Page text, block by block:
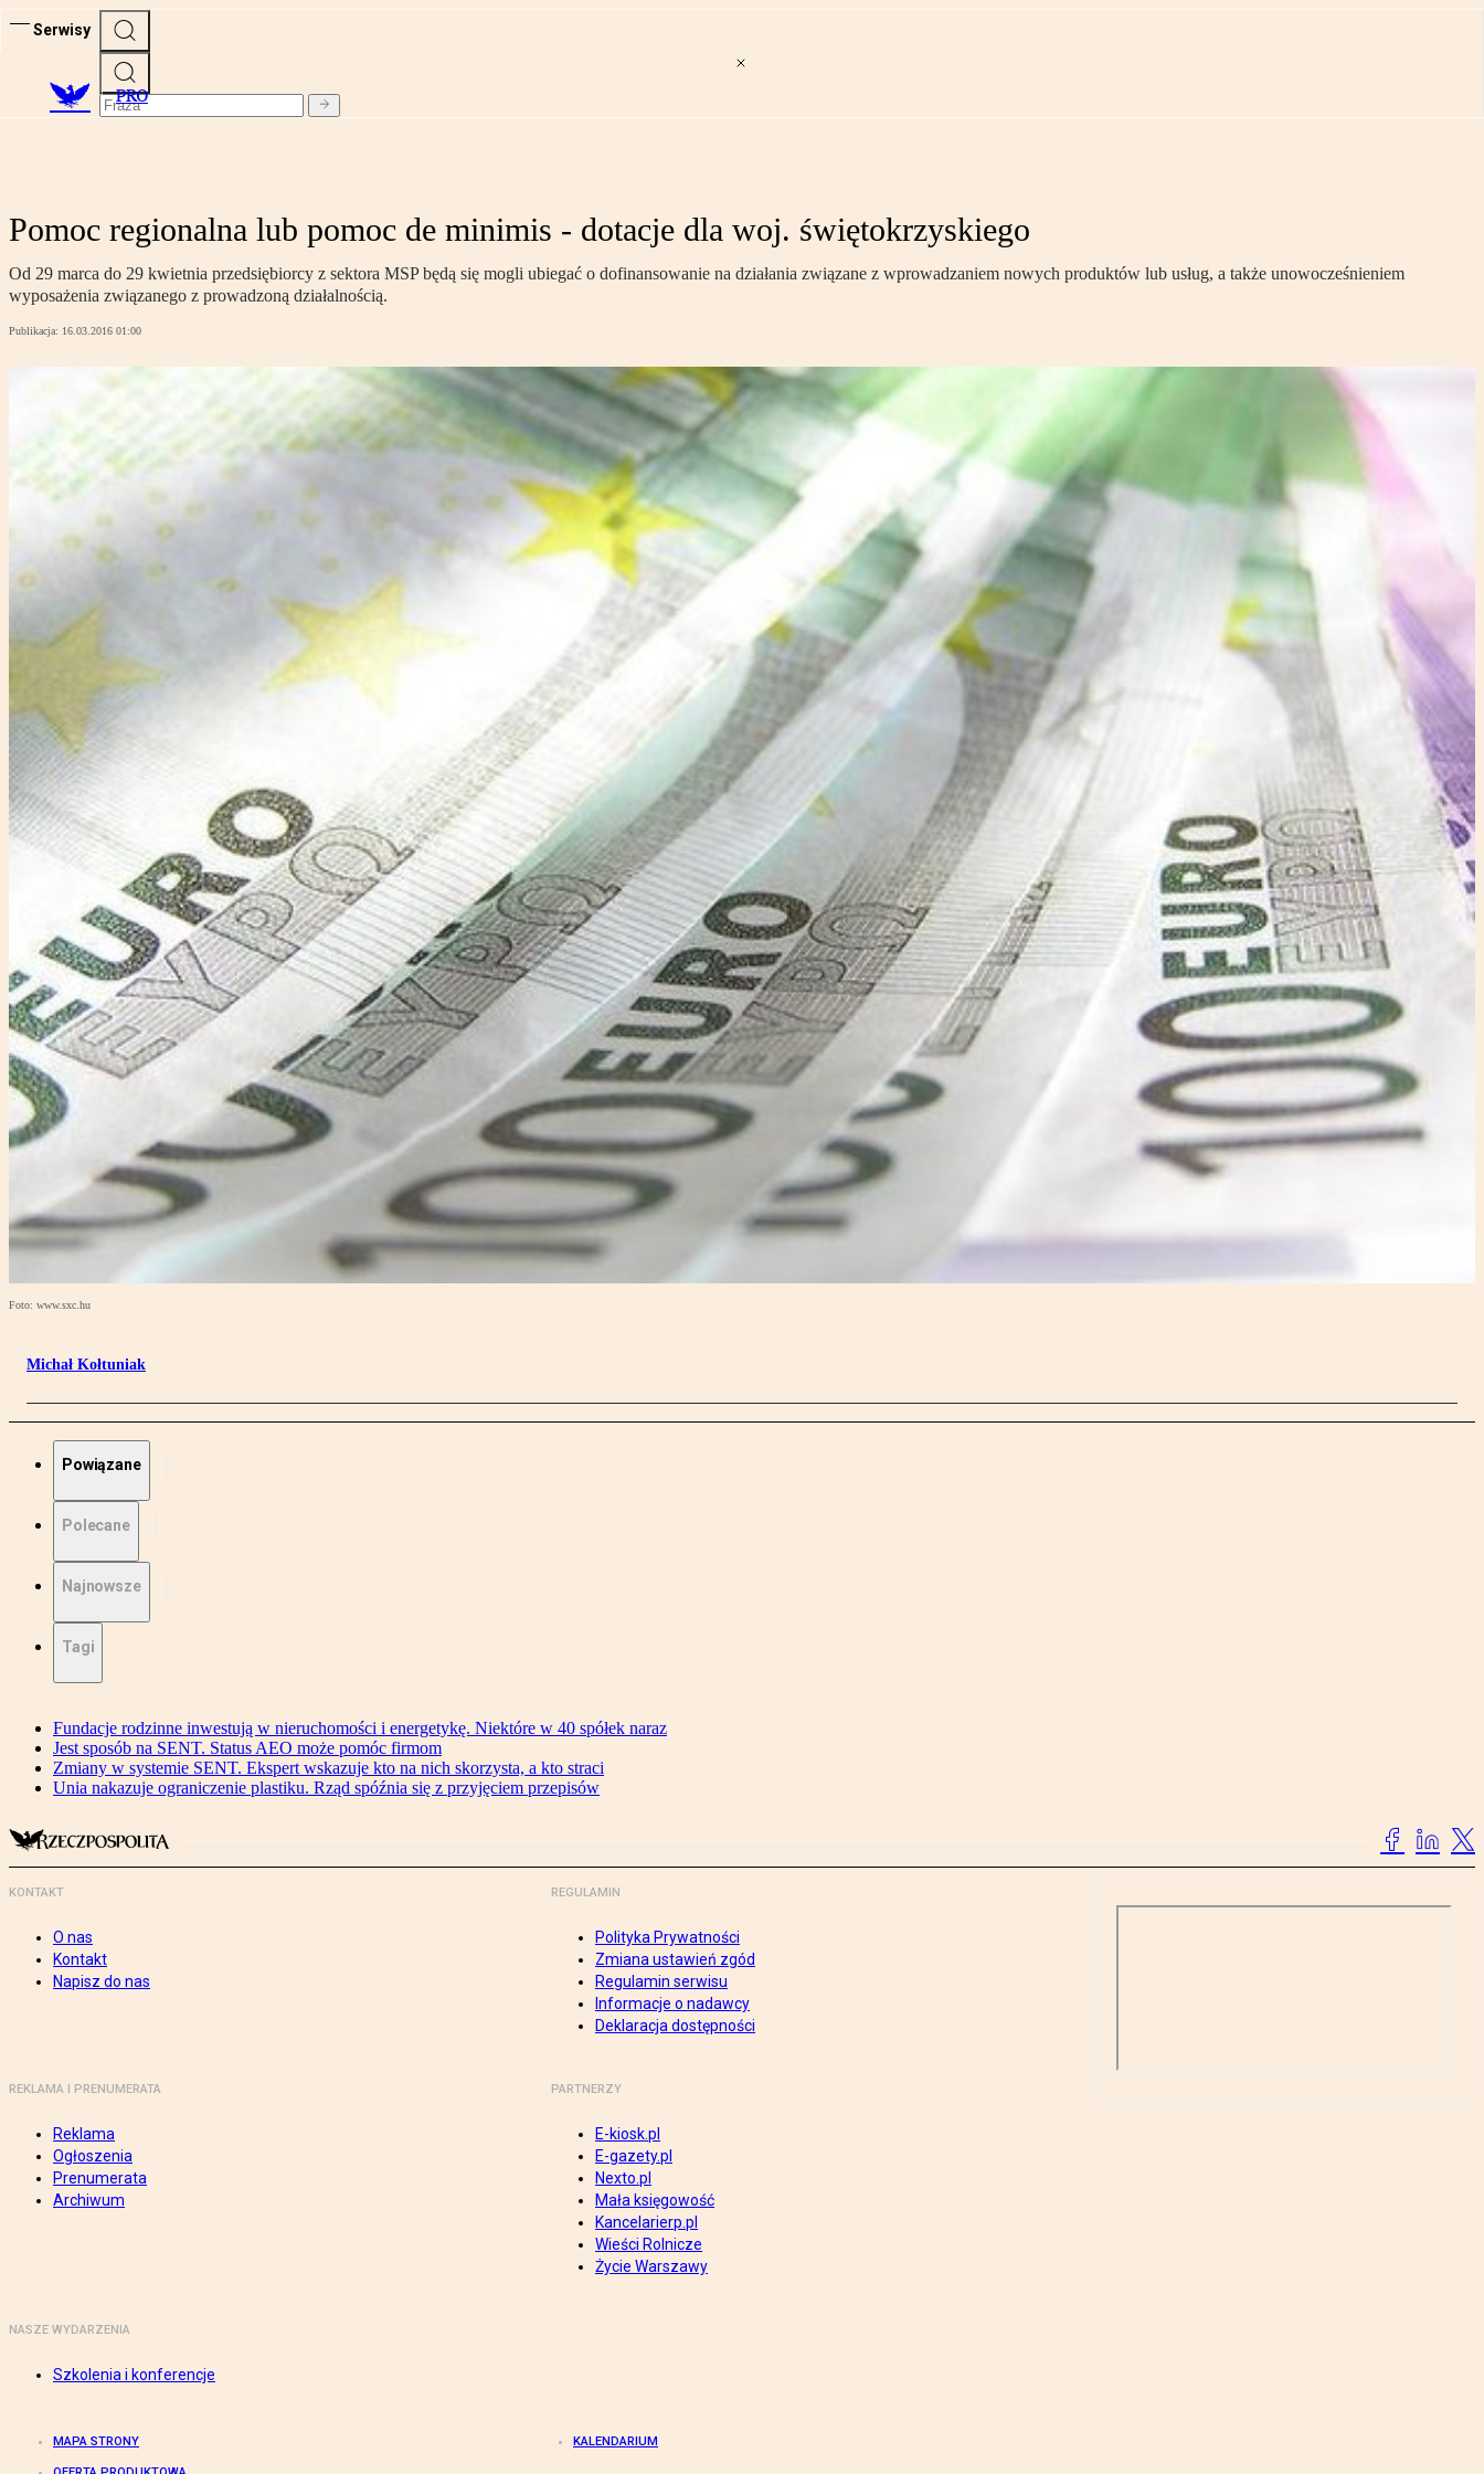
Serwisy
PRO
Pomoc regionalna lub pomoc de minimis - dotacje dla woj. świętokrzyskiego
Od 29 marca do 29 kwietnia przedsiębiorcy z sektora MSP będą się mogli ubiegać o dofinansowanie na działania związane z wprowadzaniem nowych produktów lub usług, a także unowocześnieniem
wyposażenia związanego z prowadzoną działalnością.
Publikacja: 16.03.2016 01:00
Foto: www.sxc.hu
Michał Kołtuniak
Powiązane
Polecane
Najnowsze
Tagi
Fundacje rodzinne inwestują w nieruchomości i energetykę. Niektóre w 40 spółek naraz
Jest sposób na SENT. Status AEO może pomóc firmom
Zmiany w systemie SENT. Ekspert wskazuje kto na nich skorzysta, a kto straci
Unia nakazuje ograniczenie plastiku. Rząd spóźnia się z przyjęciem przepisów
KONTAKT
O nas
Kontakt
Napisz do nas
REGULAMIN
Polityka Prywatności
Zmiana ustawień zgód
Regulamin serwisu
Informacje o nadawcy
Deklaracja dostępności
REKLAMA I PRENUMERATA
Reklama
Ogłoszenia
Prenumerata
Archiwum
PARTNERZY
E-kiosk.pl
E-gazety.pl
Nexto.pl
Mała księgowość
Kancelarierp.pl
Wieści Rolnicze
Życie Warszawy
NASZE WYDARZENIA
Szkolenia i konferencje
MAPA STRONY KALENDARIUM